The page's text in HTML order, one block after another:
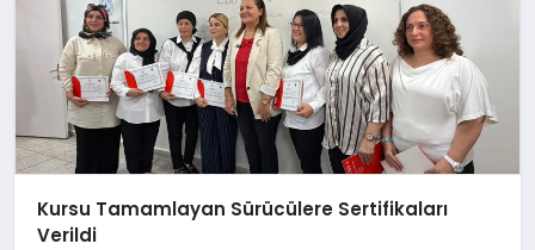
Kursu Tamamlayan Sürücülere Sertifikaları
Verildi